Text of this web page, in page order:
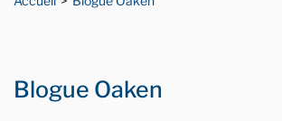
Blogue Oaken